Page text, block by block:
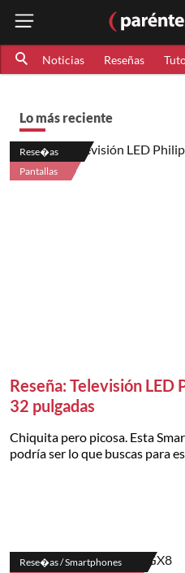
Noticias Reseñas
Lo más reciente
Rese�as
Pantallas
Reseña: Televisión
32 pulgadas
Chiquita pero picosa. Esta
podría ser lo que buscas para
Rese�as / Smartphones